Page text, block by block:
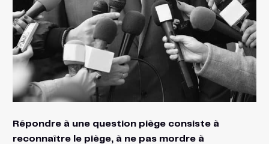
Répondre à une question piège consiste à
reconnaître le piège, à ne pas mordre à